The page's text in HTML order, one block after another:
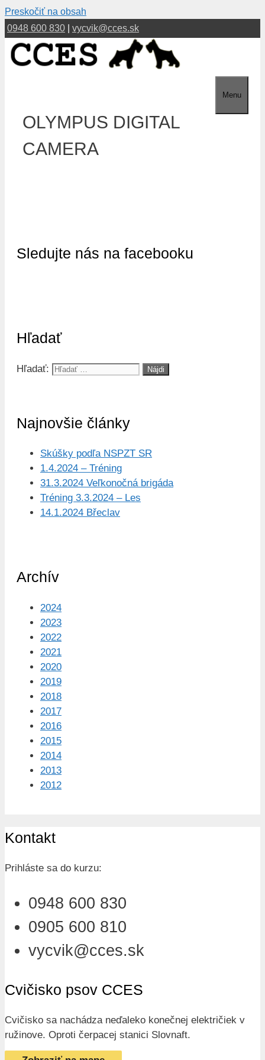
Preskočiť na obsah
0948 600 830
vycvik@cces.sk
Menu
OLYMPUS DIGITAL
CAMERA
Sledujte nás na facebooku
Hľadať
Hľadať:
Najnovšie články
Skúšky podľa NSPZT SR
1.4.2024 – Tréning
31.3.2024 Veľkonočná brigáda
Tréning 3.3.2024 – Les
14.1.2024 Břeclav
Archív
2024
2023
2022
2021
2020
2019
2018
2017
2016
2015
2014
2013
2012
Kontakt
Prihláste sa do kurzu:
0948 600 830
0905 600 810
vycvik@cces.sk
Cvičisko psov CCES
Cvičisko sa nachádza neďaleko konečnej električiek v
ružinove. Oproti čerpacej stanici Slovnaft.